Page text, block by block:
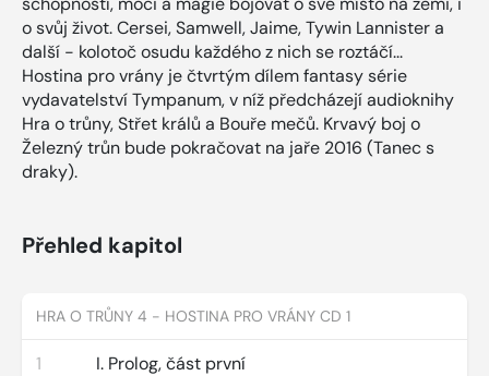
o svůj život. Cersei, Samwell, Jaime, Tywin Lannister a
další - kolotoč osudu každého z nich se roztáčí...
Hostina pro vrány je čtvrtým dílem fantasy série
vydavatelství Tympanum, v níž předcházejí audioknihy
Hra o trůny, Střet králů a Bouře mečů. Krvavý boj o
Železný trůn bude pokračovat na jaře 2016 (Tanec s
draky).
Přehled kapitol
HRA O TRŮNY 4 - HOSTINA PRO VRÁNY CD 1
1 I. Prolog, část první